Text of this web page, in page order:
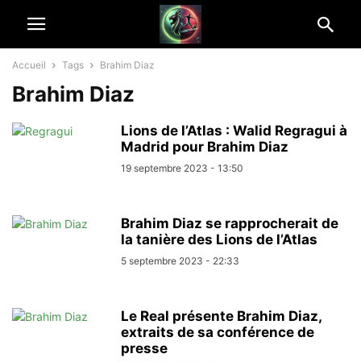
Accueil Tags Brahim Diaz
Brahim Diaz
Lions de l’Atlas : Walid Regragui à
Madrid pour Brahim Diaz
19 septembre 2023 - 13:50
Brahim Diaz se rapprocherait de
la tanière des Lions de l’Atlas
5 septembre 2023 - 22:33
Le Real présente Brahim Diaz,
extraits de sa conférence de
presse